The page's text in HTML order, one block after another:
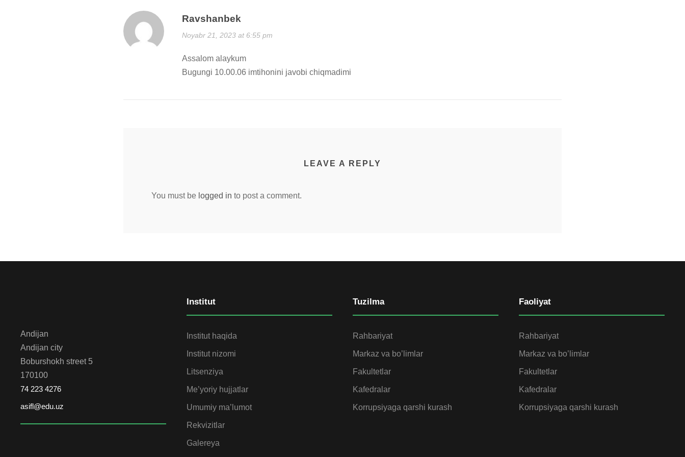
Ravshanbek
Noyabr 21, 2023 at 6:55 pm
Assalom alaykum
Bugungi 10.00.06 imtihonini javobi chiqmadimi
LEAVE A REPLY
You must be logged in to post a comment.
Andijan
Andijan city
Boburshokh street 5
170100
74 223 4276
asifl@edu.uz
Institut
Institut haqida
Institut nizomi
Litsenziya
Me’yoriy hujjatlar
Umumiy ma’lumot
Rekvizitlar
Galereya
Tuzilma
Rahbariyat
Markaz va bo’limlar
Fakultetlar
Kafedralar
Korrupsiyaga qarshi kurash
Faoliyat
Rahbariyat
Markaz va bo’limlar
Fakultetlar
Kafedralar
Korrupsiyaga qarshi kurash